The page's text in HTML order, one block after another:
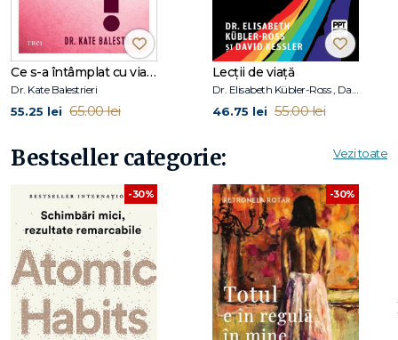
Ce s-a întâmplat cu viața mea sexuală?
Dr. Kate Balestrieri
55.25 lei 65.00 lei
Lecții de viață
46.75 lei 55.00 lei
Bestseller categorie: Vezi toate
-30% -30%